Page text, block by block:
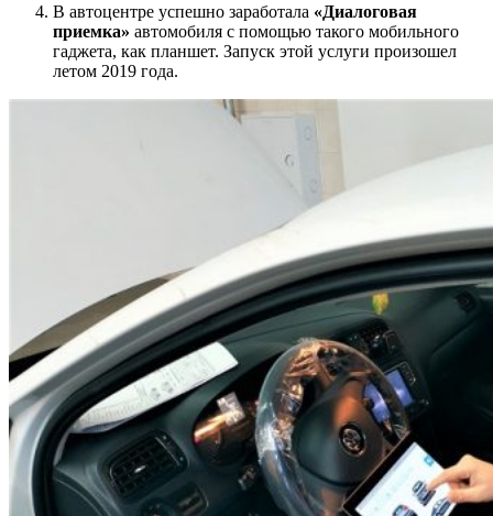
В автоцентре успешно заработала «Диалоговая
приемка» автомобиля с помощью такого мобильного
гаджета, как планшет. Запуск этой услуги произошел
летом 2019 года.